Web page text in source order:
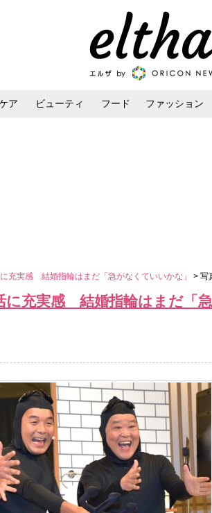
ア ビューティ フード ファッション
充実感 結婚指輪はまだ「急がなくていいかな」 > 写
に充実感 結婚指輪はまだ「